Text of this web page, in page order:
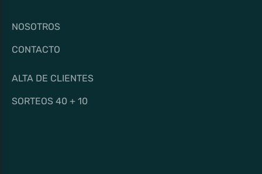
NOSOTROS
CONTACTO
ALTA DE CLIENTES
SORTEOS 40 + 10